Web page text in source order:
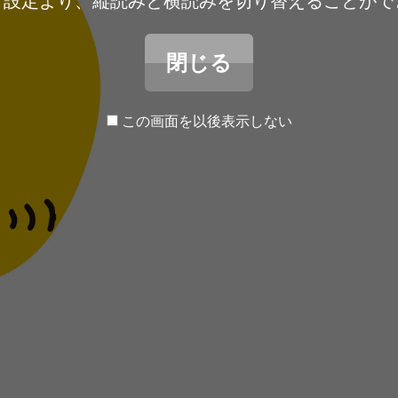
閉じる
この画面を以後表示しない